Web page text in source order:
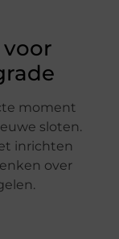
moment
sloten.
inrichten
over